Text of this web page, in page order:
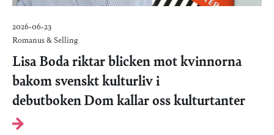
2026-06-23
Romanus & Selling
Lisa Boda riktar blicken mot kvinnorna
bakom svenskt kulturliv i
debutboken Dom kallar oss kulturtanter